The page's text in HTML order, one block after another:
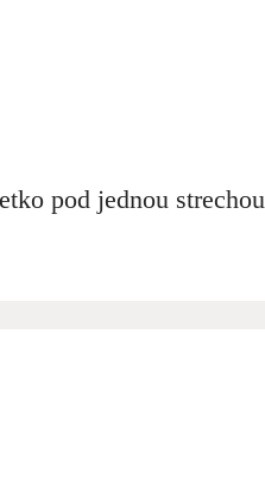
pod jednou